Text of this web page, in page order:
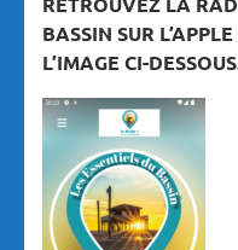
BASSIN SUR
L’IMAGE CI-